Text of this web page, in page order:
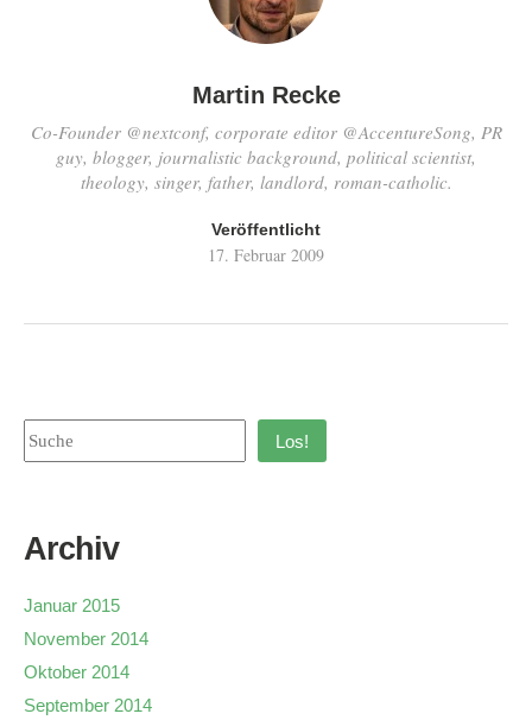
Martin Recke
Co-Founder @nextconf, corporate editor @AccentureSong, PR
guy, blogger, journalistic background, political scientist,
theology, singer, father, landlord, roman-catholic.
Veröffentlicht
17. Februar 2009
Los!
Archiv
Januar 2015
November 2014
Oktober 2014
September 2014